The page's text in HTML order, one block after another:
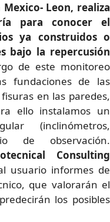
Leon, realiza
para conocer el
ya construidos o
bajo la repercusión
de este monitoreo
fundaciones de las
en las paredes,
ello instalamos un
(inclinómetros,
de observación.
Consulting
usuario informes de
que valorarán el
los posibles